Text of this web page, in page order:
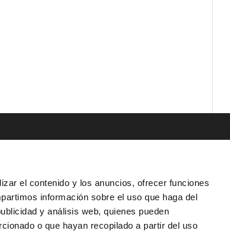
el contenido y los anuncios, ofrecer funciones
información sobre el uso que haga del
y análisis web, quienes pueden
o que hayan recopilado a partir del uso
^ Aviso Legal
^ Política de Privacidad